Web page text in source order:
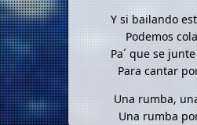
Y si bailando
Podemos
Pa´ que se
Para cantar
Una rumba,
Una rumba